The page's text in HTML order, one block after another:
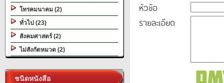
โทรคมนาคม (2)
ทั่วไป (23)
สังคมศาสตร์ (2)
ไม่สังกัดหมวด (2)
ชนิดหนังสือ
หัวข้อ
รายละเอียด